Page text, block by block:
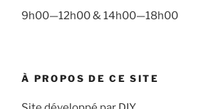
9h00—12h00 & 14h00—18h00
À PROPOS DE CE SITE